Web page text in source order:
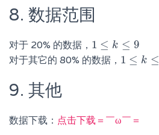
8. 数据范围
对于 20% 的数据， 1 ≤ k ≤ 9
1 ≤k ≤9
对于其它的 80% 的数据， 1 ≤ k ≤
1 ≤k ≤107
9. 其他
数据下载： 点击下载＝￣ω￣＝